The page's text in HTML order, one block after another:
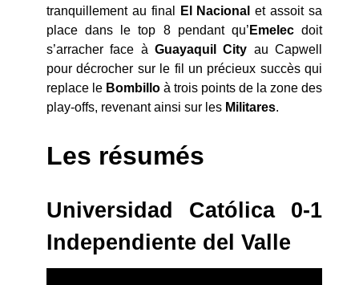
tranquillement au final
El Nacional et assoit sa
place dans le top 8 pendant qu’ Emelecdoit
s’arracher face à Guayaquil City au Capwell
pour décrocher sur le fil un précieux succès qui
replace le Bombillo à trois points de la zone des
play-offs, revenant ainsi sur les Militares.
Les résumés
Universidad Católica 0-1
Independiente del Valle